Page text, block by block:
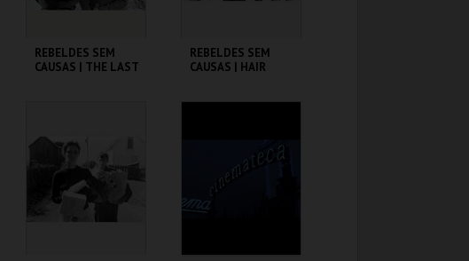
REBELDES SEM
CAUSAS | THE LAST
MAIS INFO
COMPRAR
REBELDES SEM
CAUSAS | HAIR
MAIS INFO